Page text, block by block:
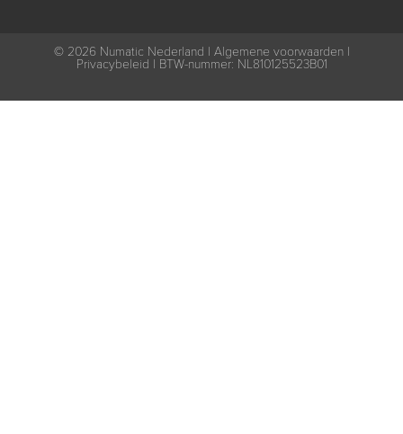
© 2026 Numatic Nederland | Algemene voorwaarden|
Privacybeleid | BTW-nummer: NL810125523B01